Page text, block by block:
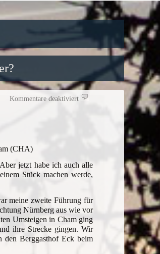
Kommentare deaktiviert für
Jetzt
(CHA)
jetzt habe ich auch alle
Stück machen werde,
meine zweite Führung für
Nürnberg aus wie vor
Umsteigen in Cham ging
ihre Strecke gingen. Wir
den Berggasthof Eck beim